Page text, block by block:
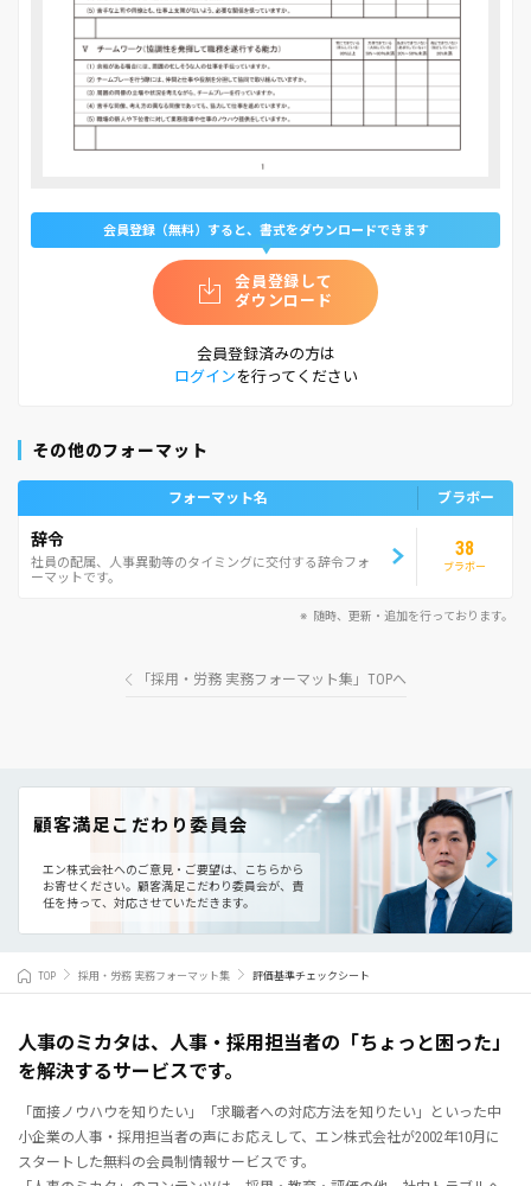
会員登録（無料）すると、書式をダウンロードできます
会員登録して
ダウンロード
会員登録済みの方は
ログインを行ってください
その他のフォーマット
フォーマット名 ブラボー
辞令
社員の配属、人事異動等のタイミングに交付する辞令フォ
ーマットです。
38
ブラボー
随時、更新・追加を行っております。
「採用・労務 実務フォーマット集」TOPへ
顧客満足こだわり委員会
エン株式会社へのご意見・ご要望は、こちらから
お寄せください。 顧客満足こだわり委員会が、責
任を持って、対応させていただきます。
TOP 採用・労務 実務フォーマット集 評価基準チェックシート
人事のミカタは、人事・採用担当者の「ちょっと困った」
を解決するサービスです。
「面接ノウハウを知りたい」「求職者への対応方法を知りたい」といった中
小企業の人事・採用担当者の声にお応えして、エン株式会社が2002年10月に
スタートした無料の会員制情報サービスです。